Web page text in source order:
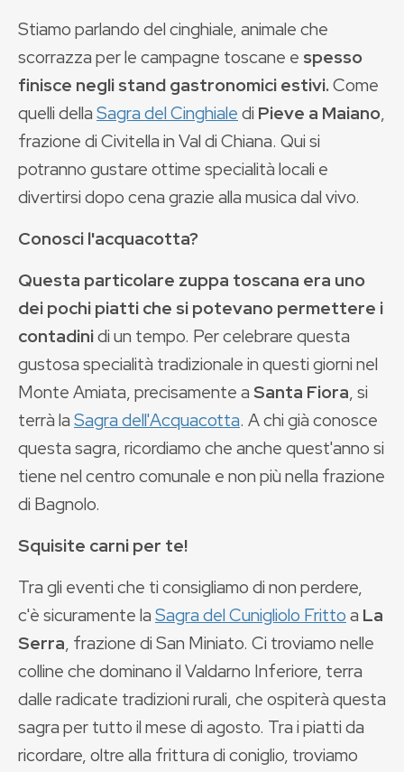
Stiamo parlando del cinghiale, animale che
scorrazza per le campagne toscane e spesso
finisce negli stand gastronomici estivi.Come
quelli dellaSagra del Cinghialedi Pieve a Maiano,
frazione di Civitella in Val di Chiana. Qui si
potranno gustare ottime specialità locali e
divertirsi dopo cena grazie alla musica dal vivo.
Conosci l'acquacotta?
Questa particolare zuppa toscana era uno
dei pochi piatti che si potevano permettere i
contadinidi un tempo. Per celebrare questa
gustosa specialità tradizionale in questi giorni nel
Monte Amiata, precisamente aSanta Fiora, si
terrà laSagra dell'Acquacotta. A chi già conosce
questa sagra, ricordiamo che anche quest'anno si
tiene nel centro comunale e non più nella frazione
di Bagnolo.
Squisite carni per te!
Tra gli eventi che ti consigliamo di non perdere,
c'è sicuramente laSagra del Cunigliolo Frittoa La
Serra, frazione di San Miniato. Ci troviamo nelle
colline che dominano il Valdarno Inferiore, terra
dalle radicate tradizioni rurali, che ospiterà questa
sagra per tutto il mese di agosto. Tra i piatti da
ricordare, oltre alla frittura di coniglio, troviamo